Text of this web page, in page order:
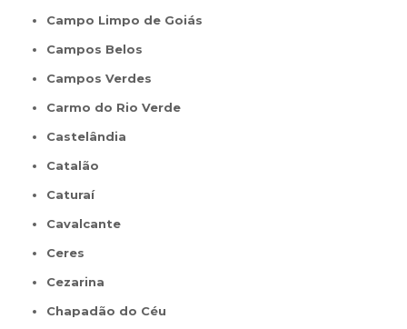
Campo Limpo de Goiás
Campos Belos
Campos Verdes
Carmo do Rio Verde
Castelândia
Catalão
Caturaí
Cavalcante
Ceres
Cezarina
Chapadão do Céu